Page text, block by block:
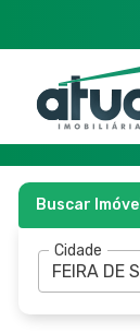
Buscar Imóvel
Cidade